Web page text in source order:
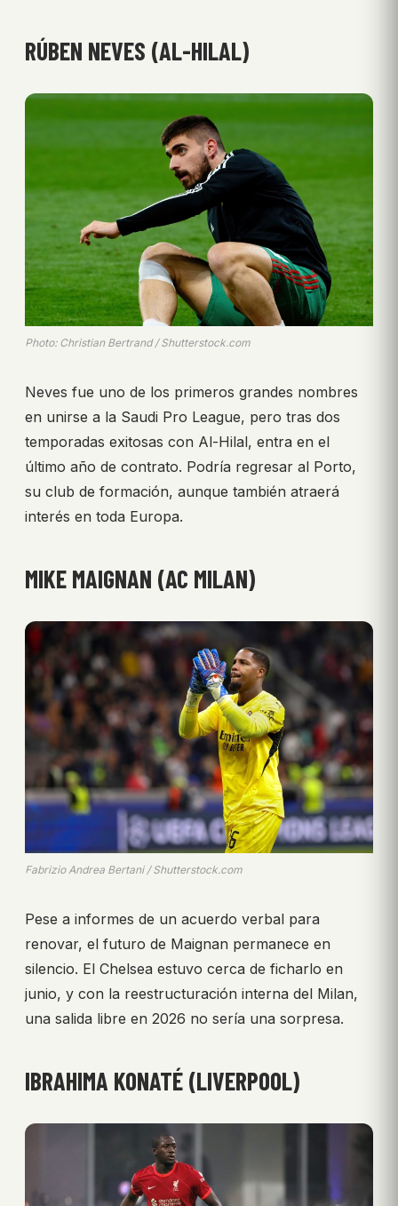
RÚBEN NEVES (AL-HILAL)
Photo: Christian Bertrand / Shutterstock.com
Neves fue uno de los primeros grandes nombres
en unirse a la Saudi Pro League, pero tras dos
temporadas exitosas con Al-Hilal, entra en el
último año de contrato. Podría regresar al Porto,
su club de formación, aunque también atraerá
interés en toda Europa.
MIKE MAIGNAN (AC MILAN)
Fabrizio Andrea Bertani / Shutterstock.com
Pese a informes de un acuerdo verbal para
renovar, el futuro de Maignan permanece en
silencio. El Chelsea estuvo cerca de ficharlo en
junio, y con la reestructuración interna del Milan,
una salida libre en 2026 no sería una sorpresa.
IBRAHIMA KONATÉ (LIVERPOOL)